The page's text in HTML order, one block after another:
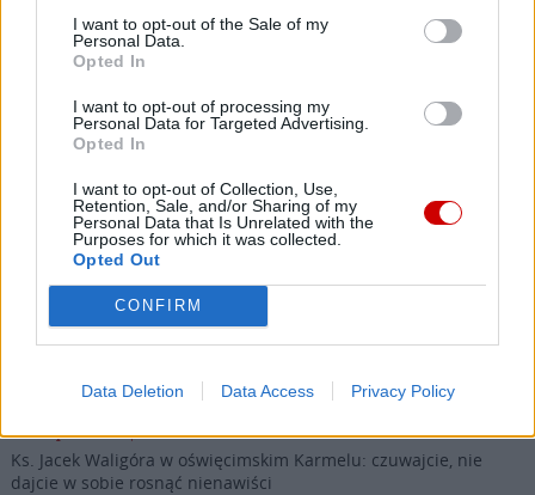
I want to opt-out of the Sale of my
Personal Data.
Opted In
I want to opt-out of processing my
Personal Data for Targeted Advertising.
Opted In
I want to opt-out of Collection, Use,
Retention, Sale, and/or Sharing of my
Personal Data that Is Unrelated with the
Purposes for which it was collected.
Opted Out
CONFIRM
Data Deletion Data Access Privacy Policy
Najnowsze
09 sierpnia 2026 | 21:02
Kościół w Ceucie organizuje czuwanie modlitewne w intencji
09 sierpnia 2026 | 20:28
Leon XIV: w każdej sytuacji Jezus nas nie opuszcza
Abp Colombo: wizyta Papieża przesłaniem pokoju
09 sierpnia 2026 | 20:00
Ks. Jacek Waligóra w oświęcimskim Karmelu: czuwajcie, nie
dajcie w sobie rosnąć nienawiści